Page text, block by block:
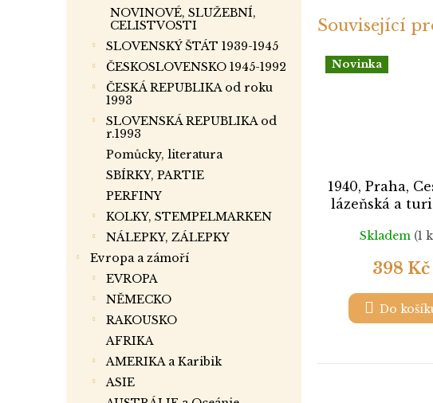
NOVINOVÉ, SLUŽEBNÍ,
CELISTVOSTI
SLOVENSKÝ ŠTÁT 1939-1945
ČESKOSLOVENSKO 1945-1992
ČESKÁ REPUBLIKA od roku
1993
SLOVENSKÁ REPUBLIKA od
r.1993
Pomůcky, literatura
SBÍRKY, PARTIE
PERFINY
KOLKY, STEMPELMARKEN
NÁLEPKY, ZÁLEPKY
Evropa a zámoří
EVROPA
NĚMECKO
RAKOUSKO
AFRIKA
AMERIKA a Karibik
ASIE
Související
Novinka
1940, Praha,
lázeňská a
dopisnice
místě, dv
skvrnka,
poštovního
Skladem (1
398 Kč
Do